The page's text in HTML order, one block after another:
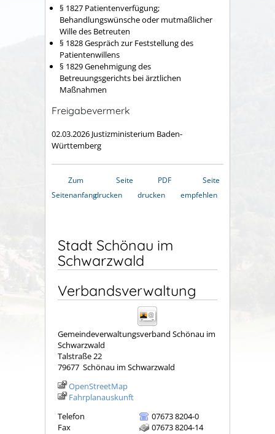
§ 1827 Patientenverfügung;
Behandlungswünsche oder mutmaßlicher
Wille des Betreuten
§ 1828 Gespräch zur Feststellung des
Patientenwillens
§ 1829 Genehmigung des
Betreuungsgerichts bei ärztlichen
Maßnahmen
Freigabevermerk
02.03.2026 Justizministerium Baden-
Württemberg
Zum
Seitenanfang
Seite
drucken
PDF
drucken
Seite
empfehlen
Stadt Schönau im
Schwarzwald
Verbandsverwaltung
Gemeindeverwaltungsverband Schönau im
Schwarzwald
Talstraße 22
79677 Schönau im Schwarzwald
OpenStreetMap
Fahrplanauskunft
Telefon
07673 8204-0
Fax
07673 8204-14